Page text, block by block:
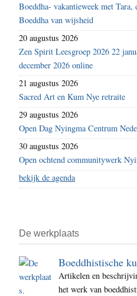
Boeddha- vakantieweek met
Boeddha van wijsheid
20 augustus 2026
Zen Spirit Leesgroep 2026 22
december 2026 online
21 augustus 2026
Sacred Art en Kum Nye retraite
29 augustus 2026
Open Dag Nyingma Centrum
30 augustus 2026
Open ochtend communitywerk
bekijk de agenda
De werkplaats
Boeddhistische
Artikelen en
het werk van